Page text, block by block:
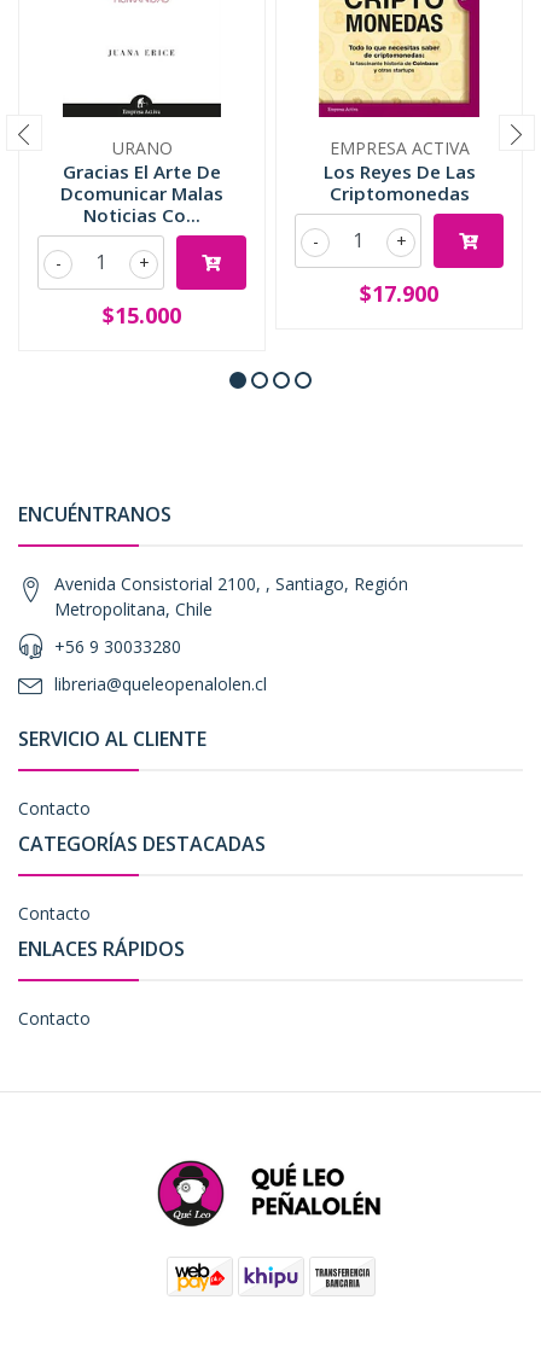
URANO
Gracias El Arte De
Dcomunicar Malas
Noticias Co...
+
-
$15.000
EMPRESA ACTIVA
Los Reyes De Las
Criptomonedas
+
-
$17.900
ENCUÉNTRANOS
Avenida Consistorial 2100, , Santiago, Región
Metropolitana, Chile
+56 9 30033280
libreria@queleopenalolen.cl
SERVICIO AL CLIENTE
Contacto
CATEGORÍAS DESTACADAS
Contacto
ENLACES RÁPIDOS
Contacto